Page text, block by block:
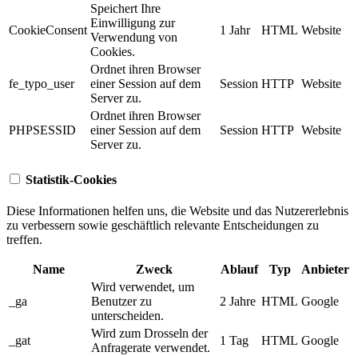
CookieConsent
Speichert Ihre
Einwilligung zur
Verwendung von
Cookies.
1 Jahr HTML Website
fe_typo_user
Ordnet ihren Browser
einer Session auf dem
Server zu.
Session HTTP Website
PHPSESSID
Ordnet ihren Browser
einer Session auf dem
Server zu.
Session HTTP Website
Statistik-Cookies
Diese Informationen helfen uns, die Website und das Nutzererlebnis
zu verbessern sowie geschäftlich relevante Entscheidungen zu
treffen.
Name Zweck Ablauf Typ Anbieter
_ga
Wird verwendet, um
Benutzer zu
unterscheiden.
2 Jahre HTML Google
_gat
Wird zum Drosseln der
Anfragerate verwendet.
1 Tag HTML Google